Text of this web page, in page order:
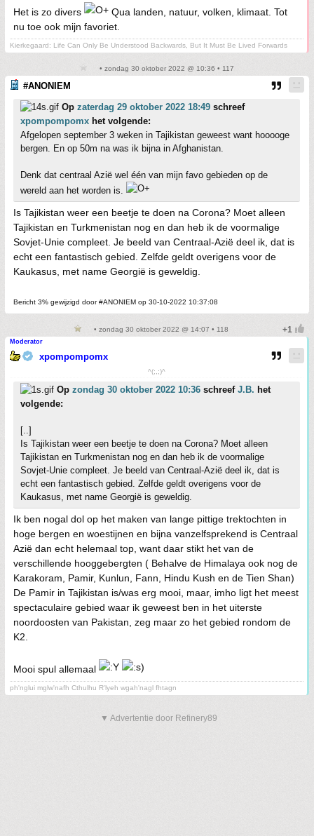
Het is zo divers
Qua landen, natuur, volken, klimaat. Tot
nu toe ook mijn favoriet.
Kierkegaard: Life Can Only Be Understood Backwards, But It Must Be Lived Forwards
• zondag 30 oktober 2022 @ 10:36 • 117
#ANONIEM
Op zaterdag 29 oktober 2022 18:49 schreef
xpompompomx het volgende:
Afgelopen september 3 weken in Tajikistan geweest want hooooge
bergen. En op 50m na was ik bijna in Afghanistan.
Denk dat centraal Azië wel één van mijn favo gebieden op de
wereld aan het worden is.
Is Tajikistan weer een beetje te doen na Corona? Moet alleen
Tajikistan en Turkmenistan nog en dan heb ik de voormalige
Sovjet-Unie compleet. Je beeld van Centraal-Azië deel ik, dat is
echt een fantastisch gebied. Zelfde geldt overigens voor de
Kaukasus, met name Georgië is geweldig.
Bericht 3% gewijzigd door #ANONIEM op 30-10-2022 10:37:08
• zondag 30 oktober 2022 @ 14:07 • 118
Moderator
xpompompomx
^(;,;)^
Op zondag 30 oktober 2022 10:36 schreef J.B. het
volgende:
[..]
Is Tajikistan weer een beetje te doen na Corona? Moet alleen
Tajikistan en Turkmenistan nog en dan heb ik de voormalige
Sovjet-Unie compleet. Je beeld van Centraal-Azië deel ik, dat is
echt een fantastisch gebied. Zelfde geldt overigens voor de
Kaukasus, met name Georgië is geweldig.
Ik ben nogal dol op het maken van lange pittige trektochten in
hoge bergen en woestijnen en bijna vanzelfsprekend is Centraal
Azië dan echt helemaal top, want daar stikt het van de
verschillende hooggebergten ( Behalve de Himalaya ook nog de
Karakoram, Pamir, Kunlun, Fann, Hindu Kush en de Tien Shan)
De Pamir in Tajikistan is/was erg mooi, maar, imho ligt het meest
spectaculaire gebied waar ik geweest ben in het uiterste
noordoosten van Pakistan, zeg maar zo het gebied rondom de
K2.
Mooi spul allemaal
ph'nglui mglw'nafh Cthulhu R'lyeh wgah'nagl fhtagn
▼ Advertentie door Refinery89